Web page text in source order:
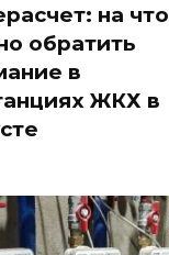
на что
обратить
в
ЖКХ в